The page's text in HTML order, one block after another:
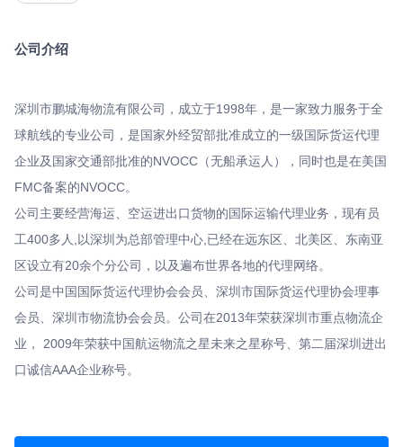
公司介绍
深圳市鹏城海物流有限公司，成立于1998年，是一家致力服务于全
球航线的专业公司，是国家外经贸部批准成立的一级国际货运代理
企业及国家交通部批准的NVOCC（无船承运人），同时也是在美国
FMC备案的NVOCC。
公司主要经营海运、空运进出口货物的国际运输代理业务，现有员
工400多人,以深圳为总部管理中心,已经在远东区、北美区、东南亚
区设立有20余个分公司，以及遍布世界各地的代理网络。
公司是中国国际货运代理协会会员、深圳市国际货运代理协会理事
会员、深圳市物流协会会员。公司在2013年荣获深圳市重点物流企
业， 2009年荣获中国航运物流之星未来之星称号、第二届深圳进出
口诚信AAA企业称号。